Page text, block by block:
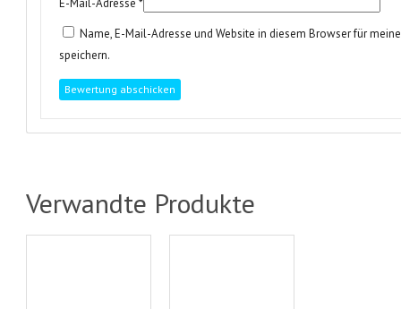
E-Mail-Adresse *
Name, E-Mail-Adresse und Website in diesem Browser für
speichern.
Verwandte Produkte